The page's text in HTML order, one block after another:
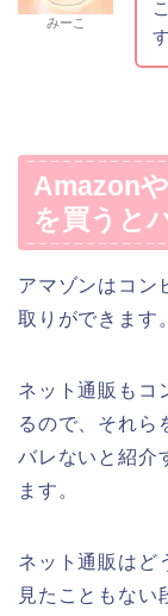
みーこ
Amazon
を買うと
アマゾンはコン
取りができます。
ネット通販もコ
るので、それら
バレないと紹介
ます。
ネット通販はど
見たこともない